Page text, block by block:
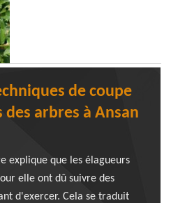
de coupe
des arbres à Ansan
explique que les élagueurs
elle ont dû suivre des
d'exercer. Cela se traduit